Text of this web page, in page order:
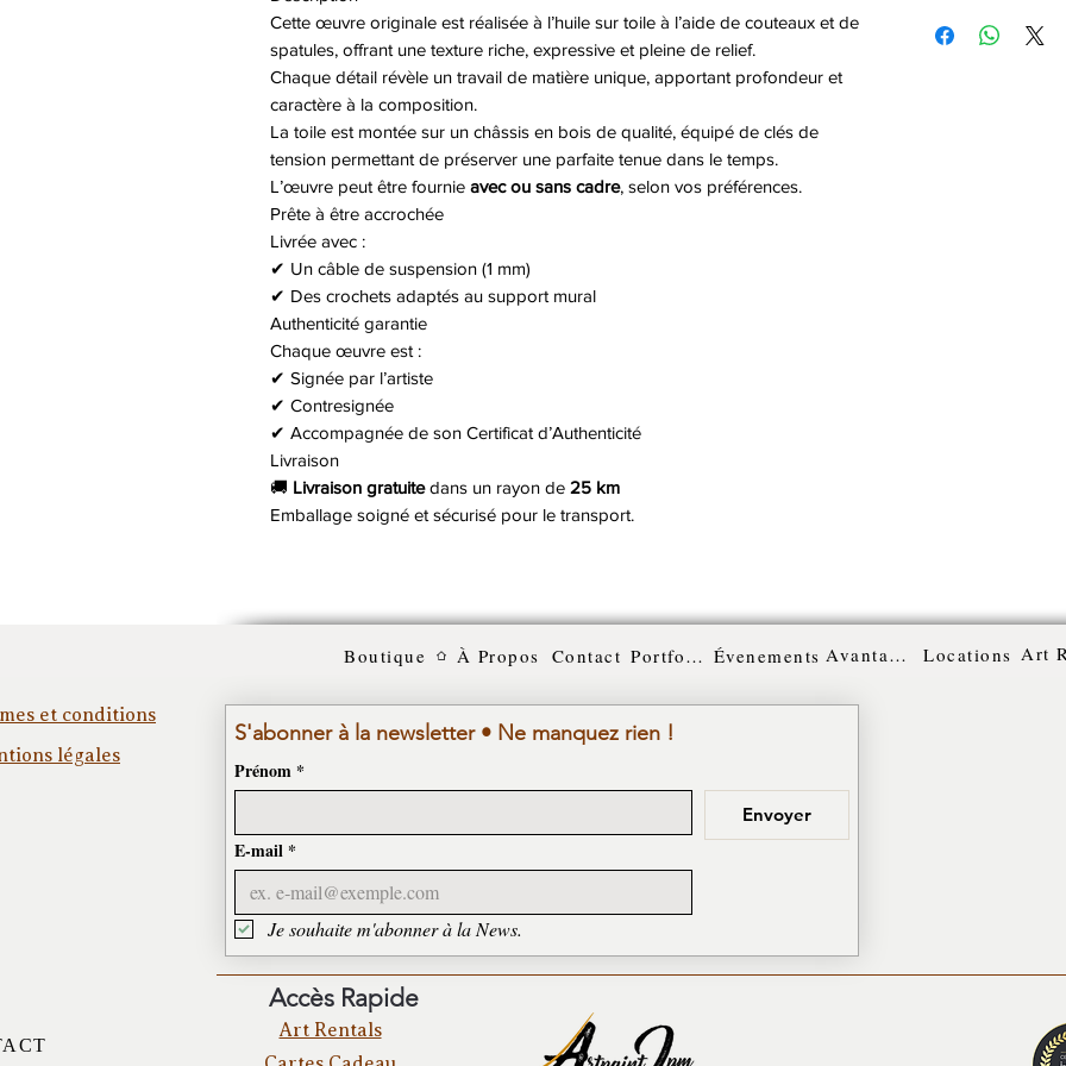
Cette œuvre originale est réalisée à l’huile sur toile à l’aide de couteaux et de
spatules, offrant une texture riche, expressive et pleine de relief.
Chaque détail révèle un travail de matière unique, apportant profondeur et
caractère à la composition.
La toile est montée sur un châssis en bois de qualité, équipé de clés de
tension permettant de préserver une parfaite tenue dans le temps.
L’œuvre peut être fournie avec ou sans cadre, selon vos préférences.
Prête à être accrochée
Livrée avec :
✔ Un câble de suspension (1 mm)
✔ Des crochets adaptés au support mural
Authenticité garantie
Chaque œuvre est :
✔ Signée par l’artiste
✔ Contresignée
✔ Accompagnée de son Certificat d’Authenticité
Livraison
🚚 Livraison gratuitedans un rayon de 25 km
Emballage soigné et sécurisé pour le transport.
Le
processus de
d'art ?
Boutique À Propos Contact Portfolio Évenements Avantages Locations Art
et conditions
légales
S'abonner à la newsletter • Ne manquez rien !
Prénom *
Envoyer
E-mail *
Je souhaite m'abonner à la News.
Accès Rapide
Art Rentals